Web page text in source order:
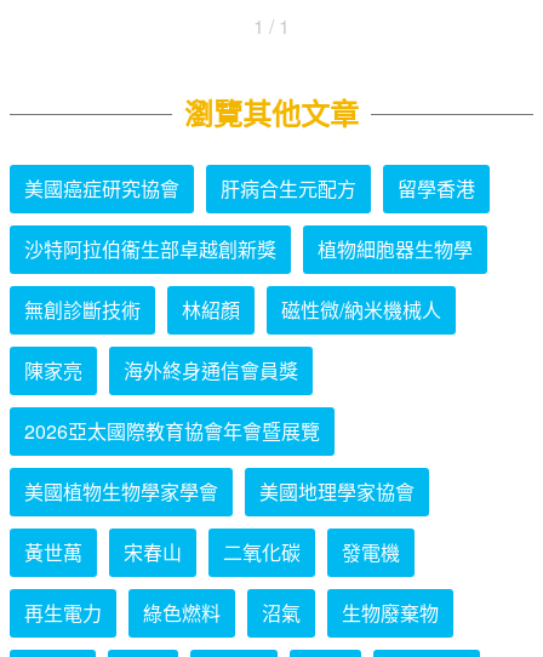
1 / 1
瀏覽其他文章
美國癌症研究協會 肝病合生元配方 留學香港
沙特阿拉伯衞生部卓越創新獎 植物細胞器生物學
無創診斷技術 林紹顏 磁性微/納米機械人
陳家亮 海外終身通信會員獎
2026亞太國際教育協會年會暨展覽
美國植物生物學家學會 美國地理學家協會
黃世萬 宋春山 二氧化碳 發電機
再生電力 綠色燃料 沼氣 生物廢棄物